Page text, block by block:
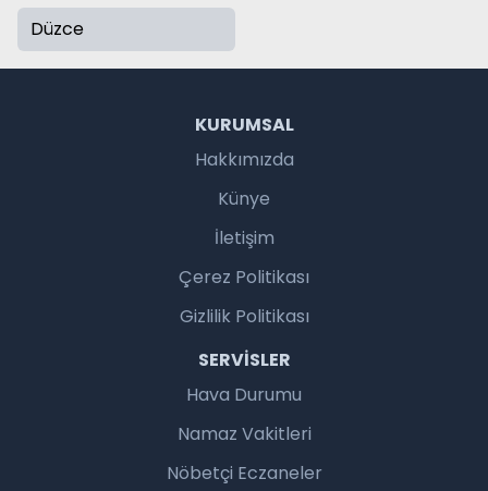
Düzce
KURUMSAL
Hakkımızda
Künye
İletişim
Çerez Politikası
Gizlilik Politikası
SERVISLER
Hava Durumu
Namaz Vakitleri
Nöbetçi Eczaneler